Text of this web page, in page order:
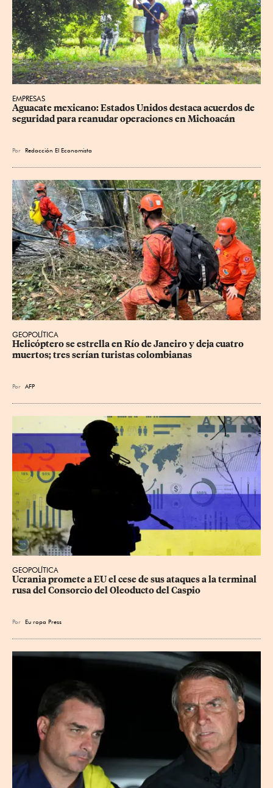
EMPRESAS
Aguacate mexicano: Estados Unidos destaca acuerdos de
seguridad para reanudar operaciones en Michoacán
Por Redacción El Economista
GEOPOLÍTICA
Helicóptero se estrella en Río de Janeiro y deja cuatro
muertos; tres serían turistas colombianas
Por AFP
GEOPOLÍTICA
Ucrania promete a EU el cese de sus ataques a la terminal
rusa del Consorcio del Oleoducto del Caspio
Por Eu ropa Press